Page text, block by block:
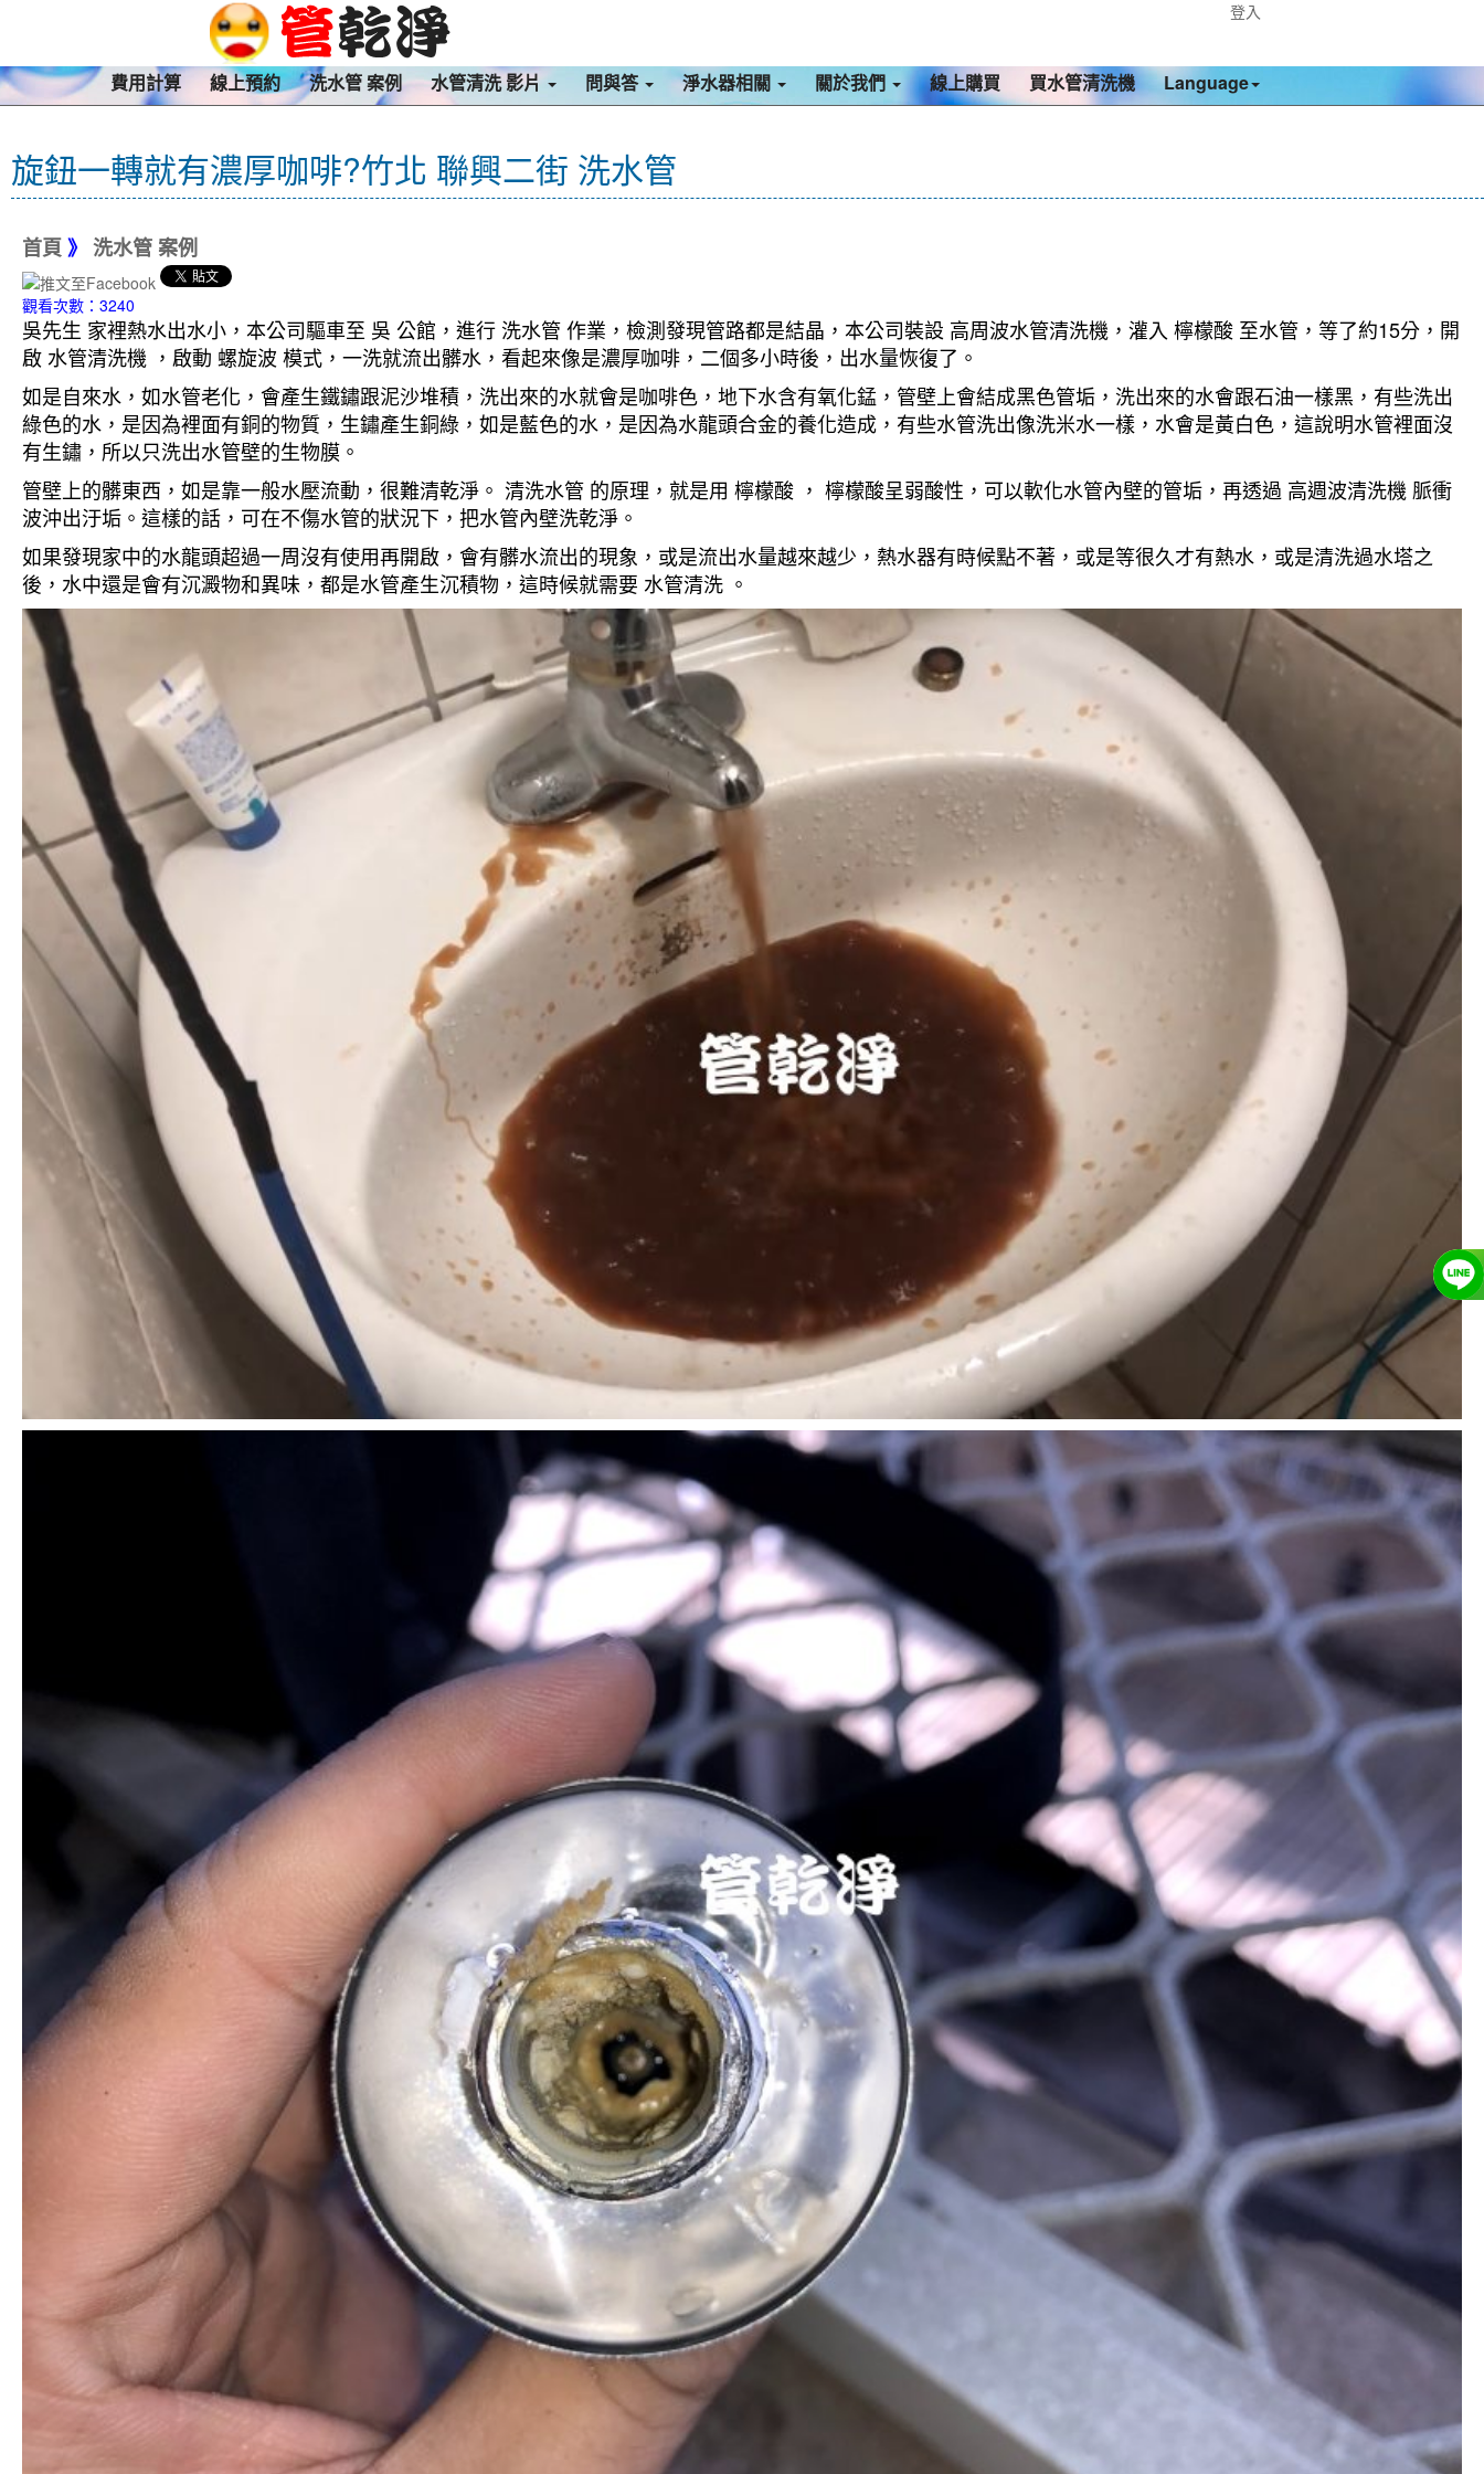
登入
費用計算 線上預約 洗水管 案例 水管清洗 影片 問與答 淨水器相關 關於我們 線上購買 買水管清洗機 Language
旋鈕一轉就有濃厚咖啡?竹北 聯興二街 洗水管
首頁 》 洗水管 案例
觀看次數：3240
吳先生 家裡熱水出水小，本公司驅車至 吳 公館，進行 洗水管 作業，檢測發現管路都是結晶，本公司裝設 高周波水管清洗機，灌入 檸檬酸 至水管，等了約15分，開
啟 水管清洗機 ，啟動 螺旋波 模式，一洗就流出髒水，看起來像是濃厚咖啡，二個多小時後，出水量恢復了。
如是自來水，如水管老化，會產生鐵鏽跟泥沙堆積，洗出來的水就會是咖啡色，地下水含有氧化錳，管壁上會結成黑色管垢，洗出來的水會跟石油一樣黑，有些洗出
綠色的水，是因為裡面有銅的物質，生鏽產生銅綠，如是藍色的水，是因為水龍頭合金的養化造成，有些水管洗出像洗米水一樣，水會是黃白色，這說明水管裡面沒
有生鏽，所以只洗出水管壁的生物膜。
管壁上的髒東西，如是靠一般水壓流動，很難清乾淨。 清洗水管 的原理，就是用 檸檬酸 ， 檸檬酸呈弱酸性，可以軟化水管內壁的管垢，再透過 高週波清洗機 脈衝
波沖出汙垢。這樣的話，可在不傷水管的狀況下，把水管內壁洗乾淨。
如果發現家中的水龍頭超過一周沒有使用再開啟，會有髒水流出的現象，或是流出水量越來越少，熱水器有時候點不著，或是等很久才有熱水，或是清洗過水塔之
後，水中還是會有沉澱物和異味，都是水管產生沉積物，這時候就需要 水管清洗 。